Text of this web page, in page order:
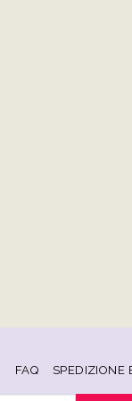
FAQ SPEDIZIONE